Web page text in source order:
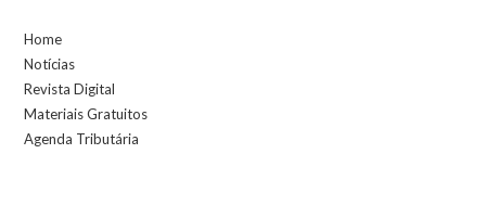
Home
Notícias
Revista Digital
Materiais Gratuitos
Agenda Tributária